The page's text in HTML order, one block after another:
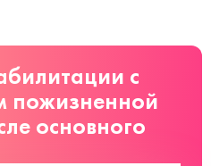
с
пожизненной
основного